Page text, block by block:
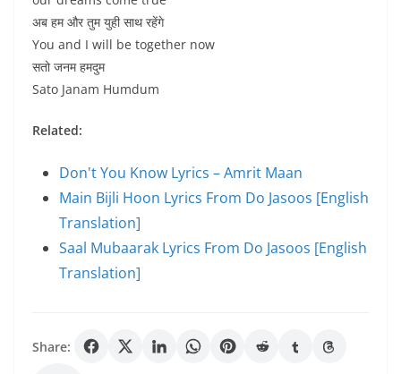
अब हम और तुम युही साथ रहेंगे
You and I will be together now
सतो जनम हमदुम
Sato Janam Humdum
Related:
Don't You Know Lyrics – Amrit Maan
Main Bijli Hoon Lyrics From Do Jasoos [English
Translation]
Saal Mubaarak Lyrics From Do Jasoos [English
Translation]
Share: